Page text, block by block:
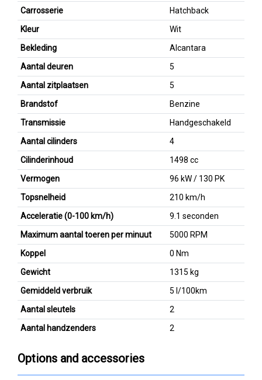
Carrosserie
Hatchback
Kleur
Wit
Bekleding
Alcantara
Aantal deuren
5
Aantal zitplaatsen
5
Brandstof
Benzine
Transmissie
Handgeschakeld
Aantal cilinders
4
Cilinderinhoud
1498 cc
Vermogen
96 kW / 130 PK
Topsnelheid
210 km/h
Acceleratie (0-100 km/h)
9.1 seconden
Maximum aantal toeren per minuut
5000 RPM
Koppel
0 Nm
Gewicht
1315 kg
Gemiddeld verbruik
5 l/100km
Aantal sleutels
2
Aantal handzenders
2
Options and accessories